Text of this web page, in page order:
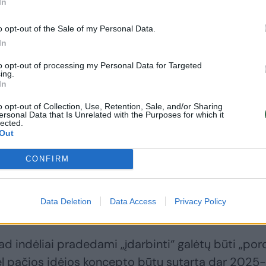
opt-out of the Sale of my Personal Data.
opt-out of processing my Personal Data for Targeted
opt-out of Collection, Use, Retention, Sale, and/or Sharing
Data that Is Unrelated with the Purposes for which it
CONFIRM
Data Deletion Data Access Privacy Policy
Sostinės biudžetas
šiems metams
milijonų eurų: štai kur
keliaus pinigai
Degančias akis
Kubiliaus – rimtas
į kreditavimą įvedami finansavimo
indėliai pradedami „įdarbinti“ galėtų būti
pačios idėjos koncepto būtų sutarta dar 2025-